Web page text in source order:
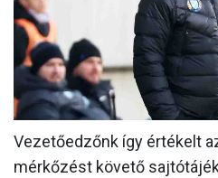
SZURKOLÓI
Vezetőedzőnk így értékelt
mérkőzést követő